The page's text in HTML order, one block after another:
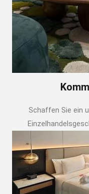
Schaffen Sie ein